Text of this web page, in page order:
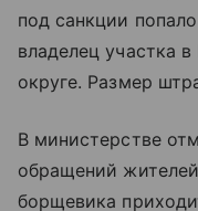
под санкции
владелец участка
округе. Размер
В министерстве
обращений
борщевика